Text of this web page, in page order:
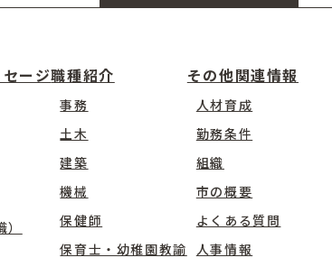
ージ職種紹介
事務
土木
建築
機械
保健師
保育士・幼稚園教諭
その他関連情報
人材育成
勤務条件
組織
市の概要
よくある質問
人事情報